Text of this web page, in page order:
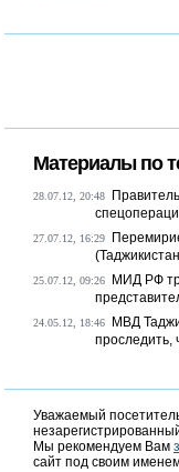
Материалы по
28.07.12, 20:48
27.07.12, 16:29
25.07.12, 09:26
МИД РФ
24.05.12, 18:46
МВД
проследить,
Уважаемый
Мы рекомендуем Вам
сайт под своим